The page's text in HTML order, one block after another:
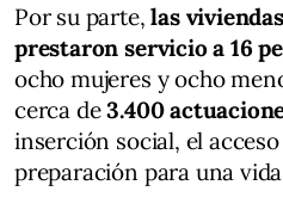
Por su parte,las
prestaron servicio a 16
ocho mujeres y ocho
cerca de3.400
inserción social, el
preparación para una